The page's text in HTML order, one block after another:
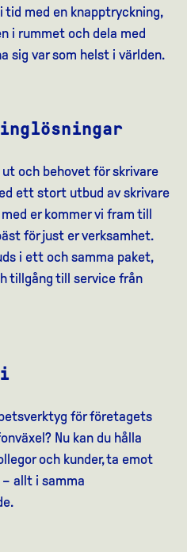
med en knapptryckning,
i rummet och dela med
sig var som helst i världen.
och behovet för skrivare
ett stort utbud av skrivare
er kommer vi fram till
för just er verksamhet.
i ett och samma paket,
tillgång till service från
för företagets
Nu kan du hålla
och kunder, ta emot
allt i samma